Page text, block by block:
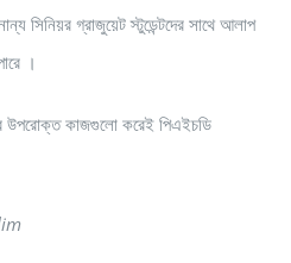
সিনিয়র গ্রাজুয়েট স্টুডেন্টদের সাথে আলাপ
।
উপরোক্ত কাজগুলো করেই পিএইচডি